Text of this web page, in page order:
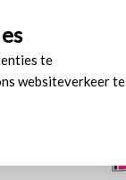
te
websiteverkeer te